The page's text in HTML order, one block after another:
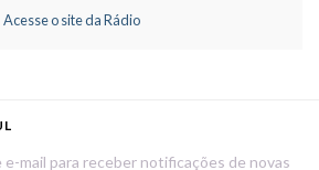
Acesse o site da Rádio
mail para receber notificações de novas